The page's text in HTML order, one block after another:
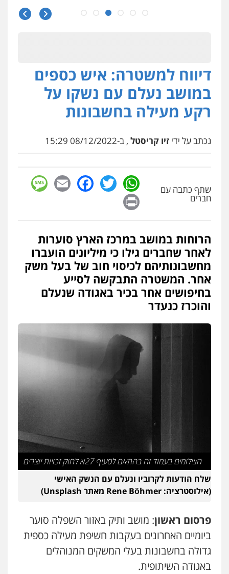
אילן כץ – משרד עורכי דין
חיילים
רעות כהן – משרד עורכי דין
פלילי צווארון לבן תעבורה אסירים מעצרים
וחקירות
0506277425
פלילי פשיעה כלכלית תעבורה
עו"ד נעם שביט
פשיעה חמורה
פסיכיאטריה משפטית
עו"ד חמאדה מסרי
תעבורה
0526631970
עו"ד אייל אביטל
עו"ד רונן בנדל
משפט פלילי
0524282442
כבריאן, מזר – משרד עורכי דין
0543986802
עו"ד בועז קניג
פלילי משפחה כלכלי צבאי
עו"ד אבי כהן
פלילי פשיעה חמורה קטינים אלימות
סמים עבירות מין
0523647066
דיווח למשטרה: איש כספים
במושב נעלם עם נשקו על
רקע מעילה בחשבונות
נכתב על ידי זיו קריסטל , ב-08/12/2022 15:29
שתף כתבה עם
חברים
WhatsApp
Twitter
Facebook
Email
הרוחות במושב במרכז הארץ סוערות
לאחר שחברים גילו כי מיליונים הועברו
מחשבונותיהם לכיסוי חוב של בעל משק
אחר. המשטרה התבקשה לסייע
בחיפושים אחר בכיר באגודה שנעלם
והוכרז כנעדר
הצילומים בעמוד זה בהתאם לסעיף 27א לחוק זכויות יוצרים
שלח הודעות לקרוביו ונעלם עם הנשק האישי
(אילוסטרציה: Rene Böhmer מאתר Unsplash)
פרסום ראשון: מושב ותיק באזור השפלה סוער
ביומיים האחרונים בעקבות חשיפת מעילה כספית
גדולה בחשבונות בעלי המשקים המנוהלים
באגודה השיתופית.